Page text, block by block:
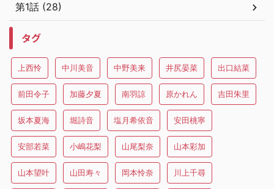
第1話 (28)
タグ
上西怜 中川美音 中野美来 井尻晏菜 出口結菜
前田令子 加藤夕夏 南羽諒 原かれん 吉田朱里
坂本夏海 堀詩音 塩月希依音 安田桃寧
安部若菜 小嶋花梨 山尾梨奈 山本彩加
山本望叶 山田寿々 岡本怜奈 川上千尋